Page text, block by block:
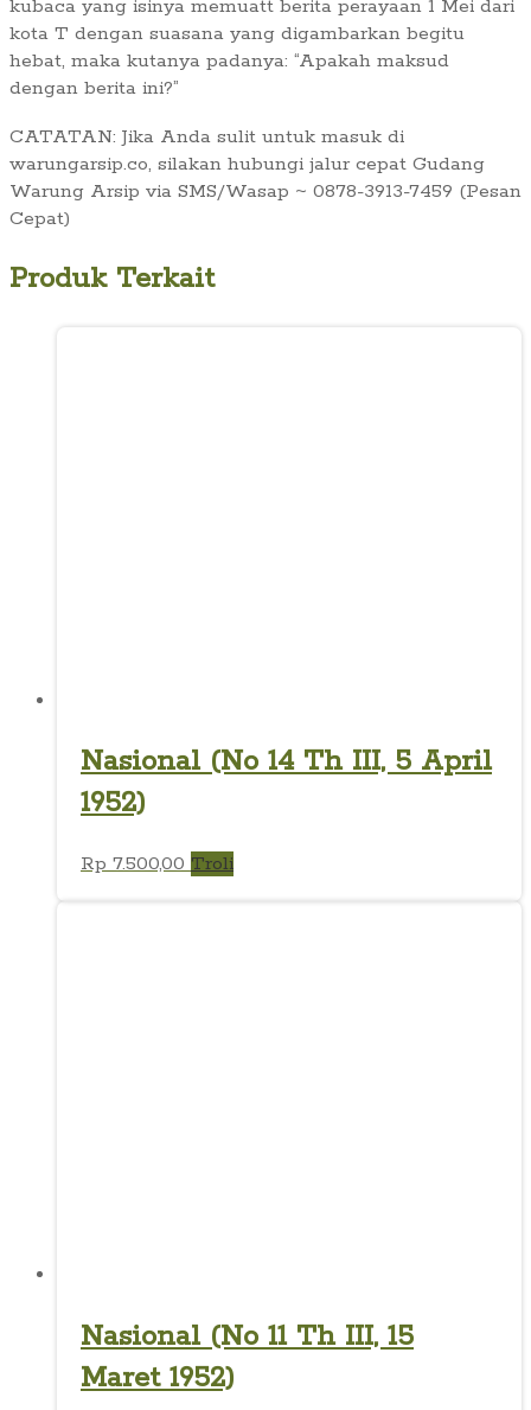
kubaca yang isinya memuatt berita perayaan 1 Mei dari
kota T dengan suasana yang digambarkan begitu
hebat, maka kutanya padanya: “Apakah maksud
dengan berita ini?”
CATATAN: Jika Anda sulit untuk masuk di
warungarsip.co, silakan hubungi jalur cepat Gudang
Warung Arsip via SMS/Wasap ~ 0878-3913-7459 (Pesan
Cepat)
Produk Terkait
Nasional (No 14 Th III, 5 April
1952)
Rp7.500,00 Troli
Nasional (No 11 Th III, 15
Maret 1952)